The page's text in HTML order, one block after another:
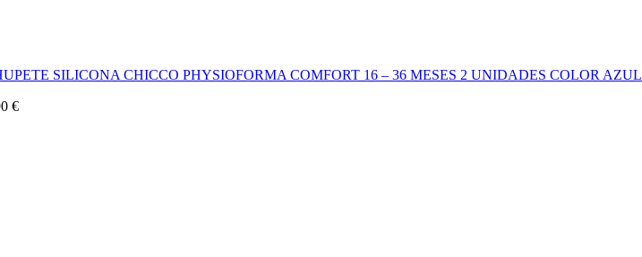
SILICONA CHICCO PHYSIOFORMA COMFORT 16 – 36 MESES 2 UNIDADES COLOR AZUL
€